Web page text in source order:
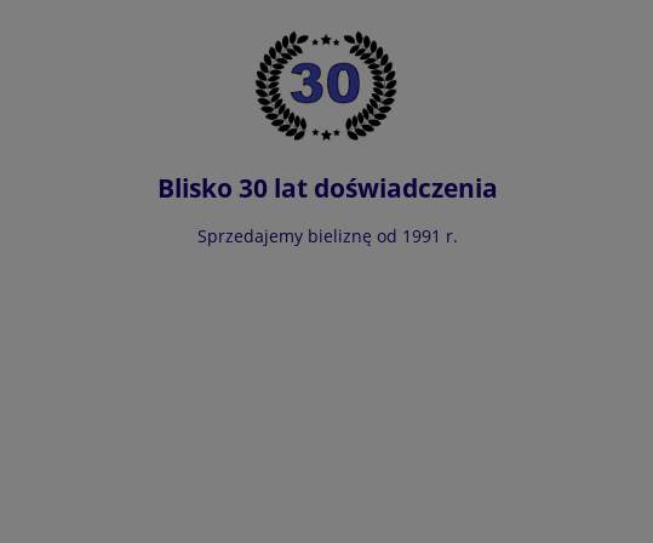
Blisko 30 lat doświadczenia
Sprzedajemy bieliznę od 1991 r.